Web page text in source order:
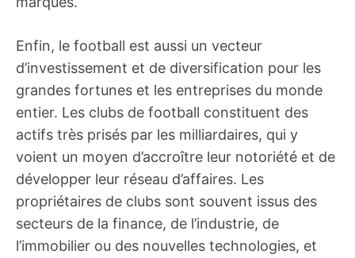
Enfin, le football est aussi un vecteur
d’investissement et de diversification pour les
grandes fortunes et les entreprises du monde
entier. Les clubs de football constituent des
actifs très prisés par les milliardaires, qui y
voient un moyen d’accroître leur notoriété et de
développer leur réseau d’affaires. Les
propriétaires de clubs sont souvent issus des
secteurs de la finance, de l’industrie, de
l’immobilier ou des nouvelles technologies, et